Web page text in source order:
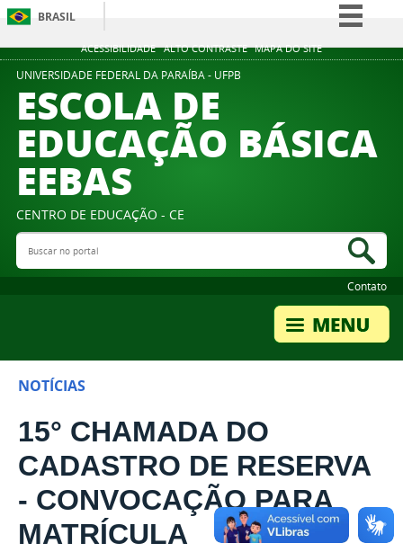
ACESSIBILIDADE ALTO CONTRASTE MAPA DO SITE
BRASIL
Simplifique!
Acesso à informação
Legislação
UNIVERSIDADE FEDERAL DA PARAÍBA - UFPB
ESCOLA DE
EDUCAÇÃO BÁSICA
EEBAS
CENTRO DE EDUCAÇÃO - CE
Buscar no portal
Contato
NOTÍCIAS
15° CHAMADA DO
CADASTRO DE RESERVA
- CONVOCAÇÃO PARA
MATRÍCULA